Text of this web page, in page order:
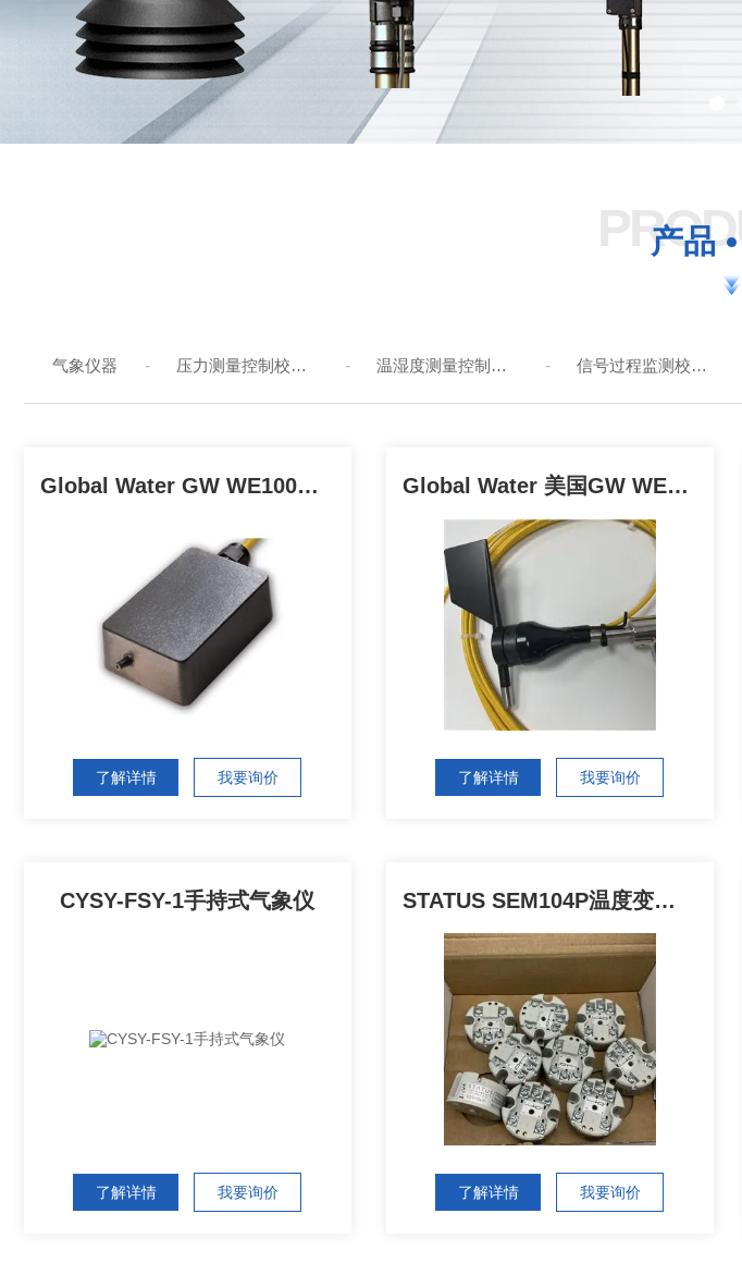
产品
气象仪器 - 压力测量控制校验仪 - 温湿度测量控制校验仪 - 信号过程监测校验仪
Global Water GW WE100大气压传感器
了解详情 我要询价
Global Water 美国GW WE570风向传感器
了解详情 我要询价
CYSY-FSY-1手持式气象仪
了解详情 我要询价
STATUS SEM104P温度变送器SEM104TC
了解详情 我要询价